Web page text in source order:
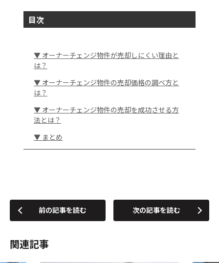
目次
▼ オーナーチェンジ物件が売却しにくい理由と
は？
▼ オーナーチェンジ物件の売却価格の調べ方と
は？
▼ オーナーチェンジ物件の売却を成功させる方
法とは？
▼ まとめ
前の記事を読む 次の記事を読む
関連記事